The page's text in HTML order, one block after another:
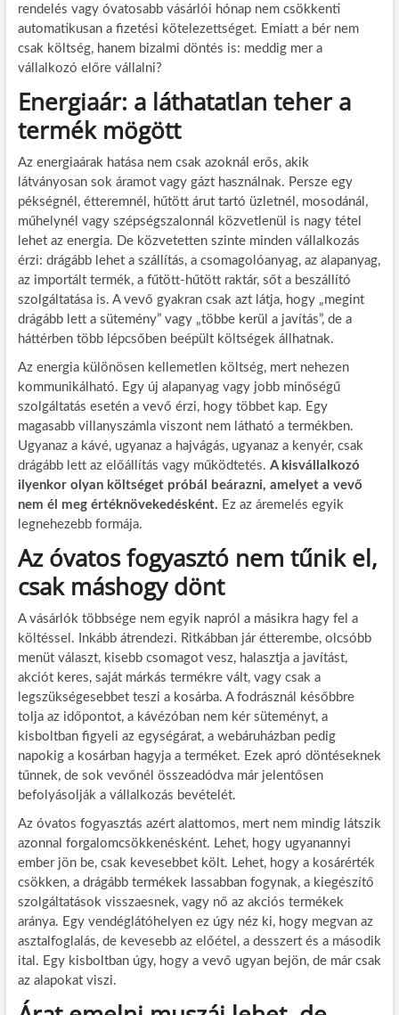
rendelés vagy óvatosabb vásárlói hónap nem csökkenti
automatikusan a fizetési kötelezettséget. Emiatt a bér nem
csak költség, hanem bizalmi döntés is: meddig mer a
vállalkozó előre vállalni?
Energiaár: a láthatatlan teher a
termék mögött
Az energiaárak hatása nem csak azoknál erős, akik
látványosan sok áramot vagy gázt használnak. Persze egy
pékségnél, étteremnél, hűtött árut tartó üzletnél, mosodánál,
műhelynél vagy szépségszalonnál közvetlenül is nagy tétel
lehet az energia. De közvetetten szinte minden vállalkozás
érzi: drágább lehet a szállítás, a csomagolóanyag, az alapanyag,
az importált termék, a fűtött-hűtött raktár, sőt a beszállító
szolgáltatása is. A vevő gyakran csak azt látja, hogy „megint
drágább lett a sütemény” vagy „többe kerül a javítás”, de a
háttérben több lépcsőben beépült költségek állhatnak.
Az energia különösen kellemetlen költség, mert nehezen
kommunikálható. Egy új alapanyag vagy jobb minőségű
szolgáltatás esetén a vevő érzi, hogy többet kap. Egy
magasabb villanyszámla viszont nem látható a termékben.
Ugyanaz a kávé, ugyanaz a hajvágás, ugyanaz a kenyér, csak
drágább lett az előállítás vagy működtetés. A kisvállalkozó
ilyenkor olyan költséget próbál beárazni, amelyet a vevő
nem él meg értéknövekedésként. Ez az áremelés egyik
legnehezebb formája.
Az óvatos fogyasztó nem tűnik el,
csak máshogy dönt
A vásárlók többsége nem egyik napról a másikra hagy fel a
költéssel. Inkább átrendezi. Ritkábban jár étterembe, olcsóbb
menüt választ, kisebb csomagot vesz, halasztja a javítást,
akciót keres, saját márkás termékre vált, vagy csak a
legszükségesebbet teszi a kosárba. A fodrásznál későbbre
tolja az időpontot, a kávézóban nem kér süteményt, a
kisboltban figyeli az egységárat, a webáruházban pedig
napokig a kosárban hagyja a terméket. Ezek apró döntéseknek
tűnnek, de sok vevőnél összeadódva már jelentősen
befolyásolják a vállalkozás bevételét.
Az óvatos fogyasztás azért alattomos, mert nem mindig látszik
azonnal forgalomcsökkenésként. Lehet, hogy ugyanannyi
ember jön be, csak kevesebbet költ. Lehet, hogy a kosárérték
csökken, a drágább termékek lassabban fogynak, a kiegészítő
szolgáltatások visszaesnek, vagy nő az akciós termékek
aránya. Egy vendéglátóhelyen ez úgy néz ki, hogy megvan az
asztalfoglalás, de kevesebb az előétel, a desszert és a második
ital. Egy kisboltban úgy, hogy a vevő ugyan bejön, de már csak
az alapokat viszi.